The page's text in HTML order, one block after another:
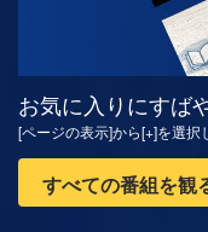
お気に入りにすば
[ページの表示]から[+]を選
すべての番組を観